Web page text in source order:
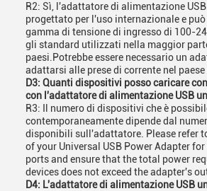
R2: Sì, l'adattatore di alimentazione
progettato per l'uso internazionale e
gamma di tensione di ingresso di 100-
gli standard utilizzati nella maggior
paesi.Potrebbe essere necessario un
adattarsi alle prese di corrente nel
D3: Quanti dispositivi posso caricare
con l'adattatore di alimentazione USB
R3: Il numero di dispositivi che è
contemporaneamente dipende dal
disponibili sull'adattatore. Please refer
of your Universal USB Power Adapter
ports and ensure that the total power
devices does not exceed the adapter's
D4: L'adattatore di alimentazione USB